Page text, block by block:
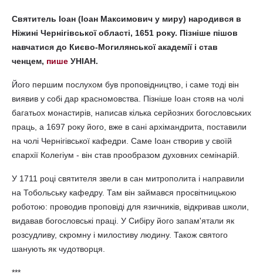
Святитель Іоан (Іоан Максимович у миру) народився в
Ніжині Чернігівської області, 1651 року. Пізніше пішов
навчатися до Києво-Могилянської академії і став
ченцем, пише УНІАН.
Його першим послухом був проповідництво, і саме тоді він
виявив у собі дар красномовства. Пізніше Іоан стояв на чолі
багатьох монастирів, написав кілька серйозних богословських
праць, а 1697 року його, вже в сані архімандрита, поставили
на чолі Чернігівської кафедри. Саме Іоан створив у своїй
єпархії Колегіум - він став прообразом духовних семінарій.
У 1711 році святителя звели в сан митрополита і направили
на Тобольську кафедру. Там він займався просвітницькою
роботою: проводив проповіді для язичників, відкривав школи,
видавав богословські праці. У Сибіру його запам'ятали як
розсудливу, скромну і милостиву людину. Також святого
шанують як чудотворця.
***